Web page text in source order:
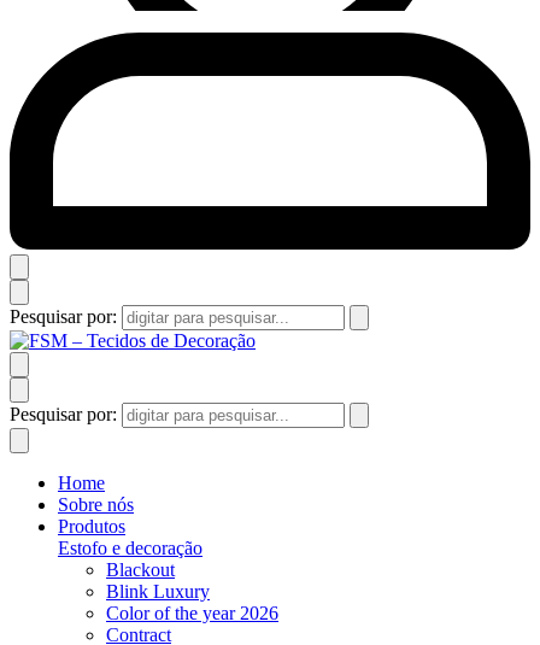
Pesquisar por:
Pesquisar por:
Home
Sobre nós
Produtos
Estofo e decoração
Blackout
Blink Luxury
Color of the year 2026
Contract